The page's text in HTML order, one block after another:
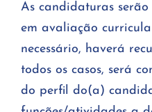
As candidaturas
em avaliação
necessário, haverá
todos os casos, será
do perfil do(a)